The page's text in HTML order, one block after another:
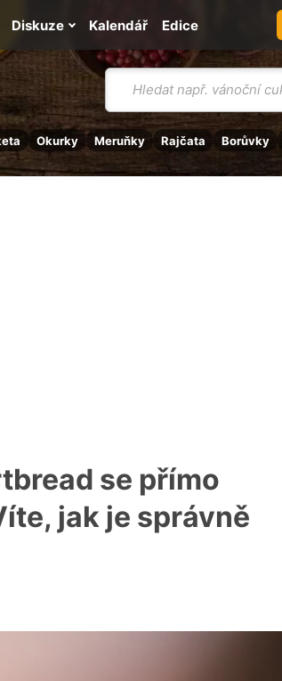
Vyhledávání
Okurky Meruňky Rajčata Borůvky
Kalendář
Diskuze Edice
se přímo
jak je správně